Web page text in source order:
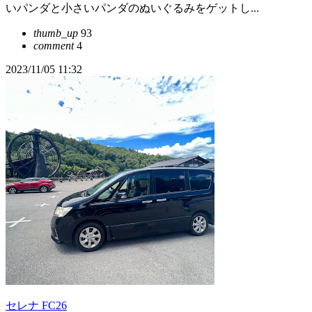
いパンダと小さいパンダのぬいぐるみをゲットし...
thumb_up 93
comment4
2023/11/05 11:32
セレナ FC26